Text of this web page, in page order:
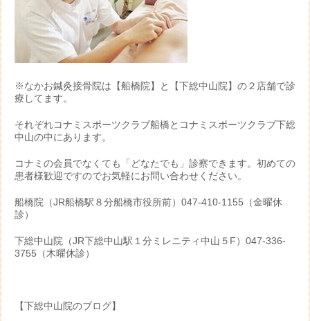
※なかお鍼灸接骨院は【船橋院】と【下総中山院】の２店舗で診
療してます。
それぞれコナミスポーツクラブ船橋とコナミスポーツクラブ下総
中山の中にあります。
コナミの会員でなくても「どなたでも」診察できます。初めての
患者様歓迎ですのでお気軽にお問い合わせください。
船橋院（JR船橋駅８分船橋市役所前）047-410-1155（金曜休
診）
下総中山院（JR下総中山駅１分ミレニティ中山５F）047-336-
3755（木曜休診）
【下総中山院のブログ】